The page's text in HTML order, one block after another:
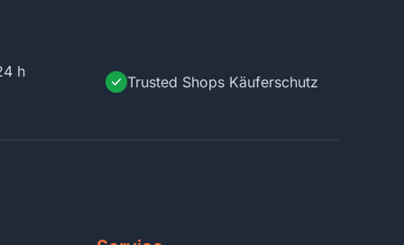
h
Trusted Shops Käuferschutz